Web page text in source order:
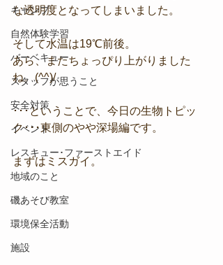
キャンプ
自然体験学習
バーベキュー
スタッフが思うこと
安全対策
イベント
レスキュー･ファーストエイド
地域のこと
磯あそび教室
環境保全活動
施設
な透明度となってしまいました。
そして水温は19℃前後。
あら、またちょっぴり上がりました
ね。(^^)/
･･･ということで、今日の生物トピッ
ク･･･東側のやや深場編です。
まずはミスガイ。